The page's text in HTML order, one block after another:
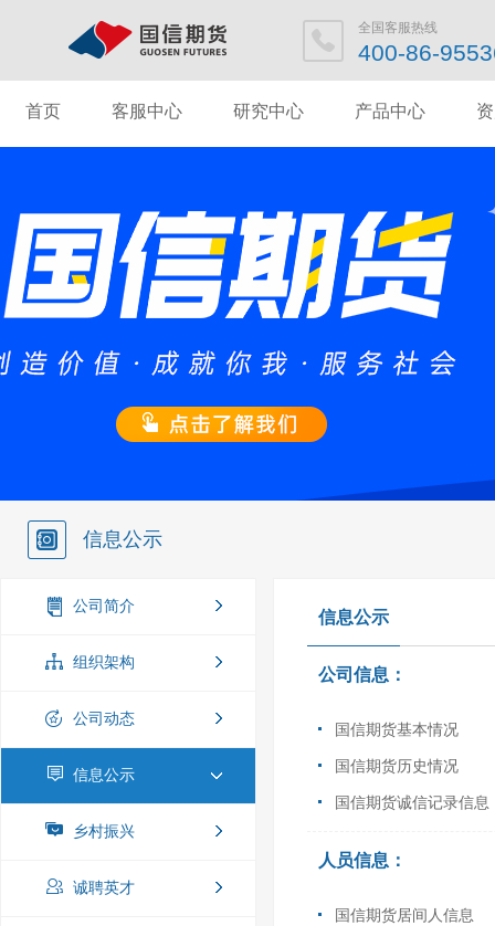
全国客服热
400-86-
首页 客服中心 研究中心 产品中心
信息公示
公司简介
组织架构
公司动态
信息公示
乡村振兴
诚聘英才
信息公示
公司信息：
国信期货基本情况
国信期货历史情况
国信期货诚信记录信息
人员信息：
国信期货居间人信息